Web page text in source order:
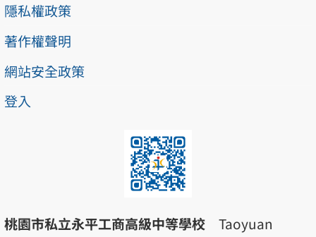
隱私權政策
著作權聲明
網站安全政策
登入
桃園市私立永平工商高級中等學校 Taoyuan